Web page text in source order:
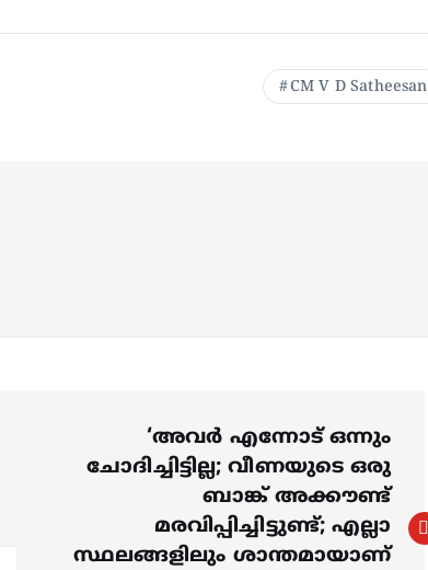
CM V D Satheesan
‘അവര്‍ എന്നോട് ഒന്നും
ചോദിച്ചിട്ടില്ല; വീണയുടെ ഒരു
ബാങ്ക് അക്കൗണ്ട്
മരവിപ്പിച്ചിട്ടുണ്ട്; എല്ലാ
സ്ഥലങ്ങളിലും ശാന്തമായാണ്